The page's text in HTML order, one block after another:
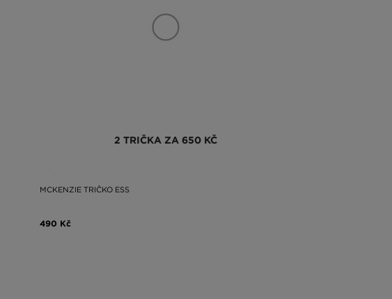
2 TRIČKA ZA 650 KČ
MCKENZIE TRIČKO ESS
490 Kč